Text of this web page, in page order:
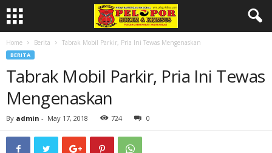
Home Berita Tabrak Mobil Parkir, Pria Ini Tewas Mengenaskan
BERITA
Tabrak Mobil Parkir, Pria Ini Tewas
Mengenaskan
By admin - May 17, 2018 724 0